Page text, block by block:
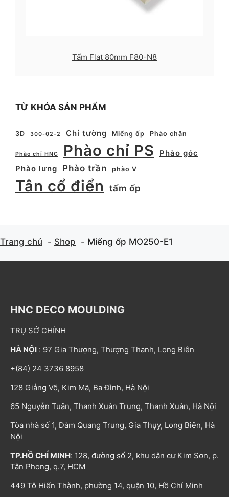
Tấm Flat 80mm F80-N8
TỪ KHÓA SẢN PHẨM
3D 300-02-2 Chỉ tường Miếng ốp Phào chân
Phào chỉ HNC Phào chỉ PS
Phào góc
Phào lưng
Phào trần phào V
Tân cổ điển tấm ốp
Trang chủ Shop Miếng ốp MO250-E1
HNC DECO MOULDING
TRỤ SỞ CHÍNH
HÀ NỘI : 97 Gia Thượng, Thượng Thanh, Long Biên
+(84) 24 3736 8958
128 Giảng Võ, Kim Mã, Ba Đình, Hà Nội
65 Nguyễn Tuân, Thanh Xuân Trung, Thanh Xuân, Hà Nội
Tòa nhà số 1, Đàm Quang Trung, Gia Thụy, Long Biên, Hà
Nội
TP.HỒ CHÍ MINH: 128, đường số 2, khu dân cư Kim Sơn, p.
Tân Phong, q.7, HCM
449 Tô Hiến Thành, phường 14, quận 10, Hồ Chí Minh